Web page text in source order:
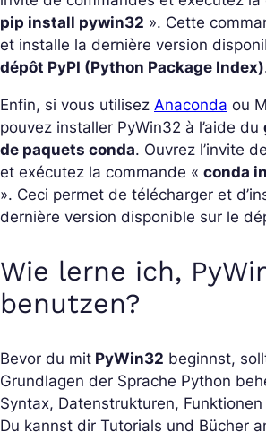
pip install pywin32 ». Cette
et installe la dernière version
dépôt PyPI (Python Package Index)
Enfin, si vous utilisez Anaconda ou
pouvez installer PyWin32 à l’aide du
de paquets conda. Ouvrez l’invite
et exécutez la commande « conda
». Ceci permet de télécharger et
dernière version disponible sur le
Wie lerne ich,
benutzen?
Bevor du mit PyWin32 beginnst,
Grundlagen der Sprache Python
Syntax, Datenstrukturen,
Du kannst dir Tutorials und Bücher